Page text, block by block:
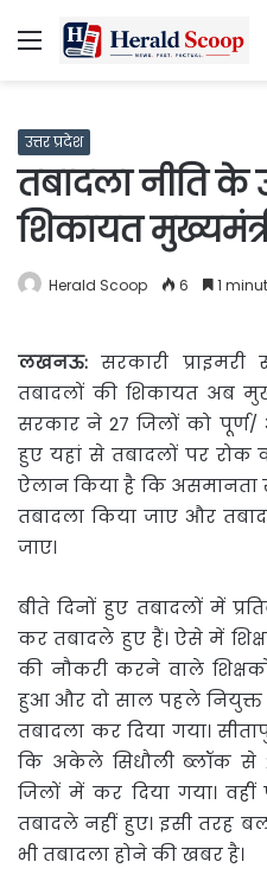
Menu
उत्तर प्रदेश
तबादला नीति
शिकायत
Herald Scoop 6 1
लखनऊ:सरकारी
तबादलों की शिकायत अब
सरकार ने 27 जिलों को
हुए यहां से तबादलों पर रोक
ऐलान किया है कि असमानता
तबादला किया जाए और
जाए।
बीते दिनों हुए तबादलों में
कर तबादले हुए हैं। ऐसे में
की नौकरी करने वाले
हुआ और दो साल पहले नियुक्त
तबादला कर दिया गया।
कि अकेले सिधौली ब्लॉक से
जिलों में कर दिया गया। वहीं
तबादले नहीं हुए। इसी तरह
भी तबादला होने की खबर है।